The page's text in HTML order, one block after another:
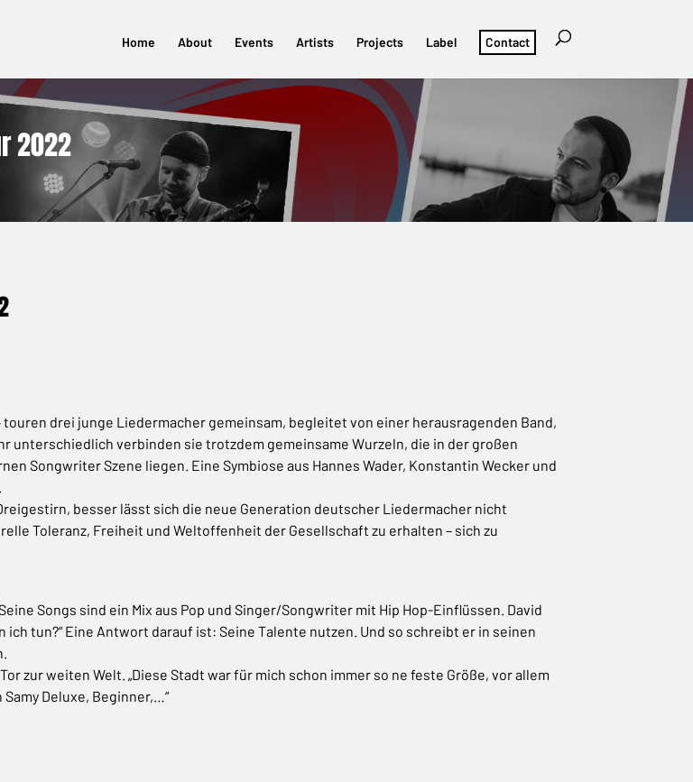
Home About Events Artists Projects Label Contact
2022
drei junge Liedermacher gemeinsam, begleitet von einer herausragenden Band,
unterschiedlich verbinden sie trotzdem gemeinsame Wurzeln, die in der großen
Songwriter Szene liegen. Eine Symbiose aus Hannes Wader, Konstantin Wecker und
besser lässt sich die neue Generation deutscher Liedermacher nicht
Toleranz, Freiheit und Weltoffenheit der Gesellschaft zu erhalten – sich zu
Songs sind ein Mix aus Pop und Singer/Songwriter mit Hip Hop-Einflüssen. David
ich tun?“ Eine Antwort darauf ist: Seine Talente nutzen. Und so schreibt er in seinen
zur weiten Welt. „Diese Stadt war für mich schon immer so ne feste Größe, vor allem
Deluxe, Beginner,…“